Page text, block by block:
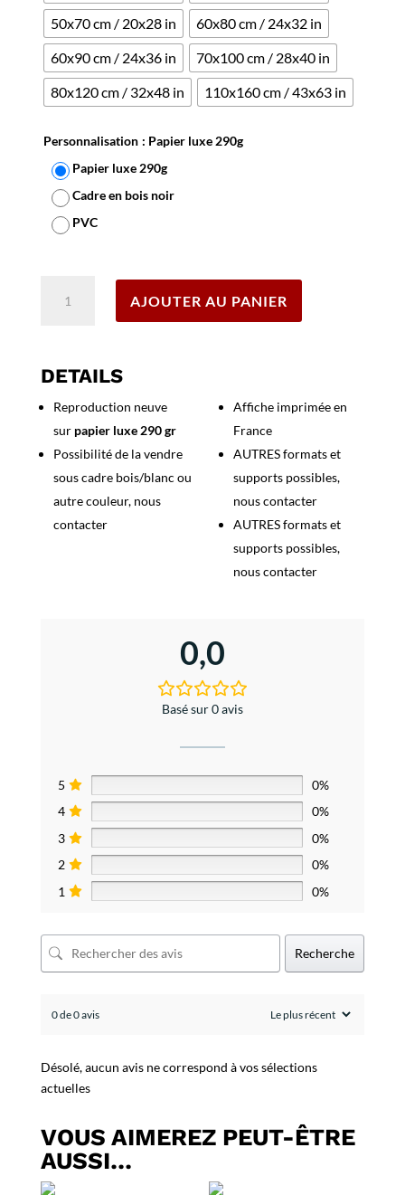
50x70 cm / 20x28 in
60x80 cm / 24x32 in
60x90 cm / 24x36 in
70x100 cm / 28x40 in
80x120 cm / 32x48 in
110x160 cm / 43x63 in
Personnalisation : Papier luxe 290g
Papier luxe 290g
Cadre en bois noir
PVC
2
AJOUTER AU PANIER
DETAILS
Reproduction neuve
sur papier luxe 290 gr
Possibilité de la vendre
sous cadre bois/blanc ou
autre couleur, nous
contacter
Affiche imprimée en
France
AUTRES formats et
supports possibles,
nous contacter
AUTRES formats et
supports possibles,
nous contacter
0,0
Basé sur 0 avis
5
0%
4
0%
3
0%
2
0%
1
0%
Recherche
0 de 0 avis
Désolé, aucun avis ne correspond à vos sélections
actuelles
VOUS AIMEREZ PEUT-ÊTRE
AUSSI…